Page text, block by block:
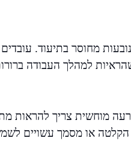
מחוסר בתיעוד.
למהלך העבודה
מוחשית צריך להראות
או מסמך עשויים